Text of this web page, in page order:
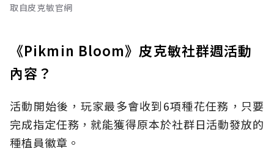
取自皮克敏官網
《Pikmin Bloom》皮克敏社群週活動
內容？
活動開始後，玩家最多會收到6項種花任務，只要
完成指定任務，就能獲得原本於社群日活動發放的
種植員徽章。